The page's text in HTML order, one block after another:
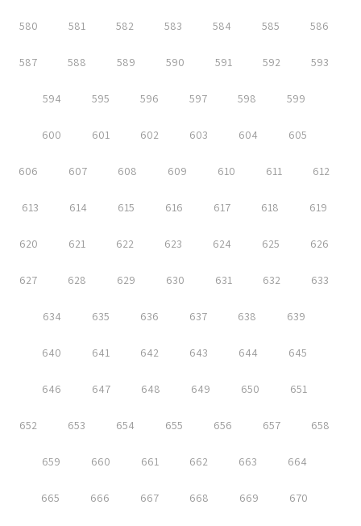
580 581 582 583 584 585 586
587 588 589 590 591 592 593
594 595 596 597 598 599
600 601 602 603 604 605
606 607 608 609 610 611 612
613 614 615 616 617 618 619
620 621 622 623 624 625 626
627 628 629 630 631 632 633
634 635 636 637 638 639
640 641 642 643 644 645
646 647 648 649 650 651
652 653 654 655 656 657 658
659 660 661 662 663 664
665 666 667 668 669 670